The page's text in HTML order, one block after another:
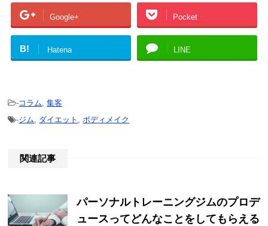
Google+ Pocket
B! Hatena LINE
-コラム ,集客
-ジム ダイエット ボディメイク
関連記事
パーソナルトレーニングジムのプロデ
ュースってどんなことをしてもらえる